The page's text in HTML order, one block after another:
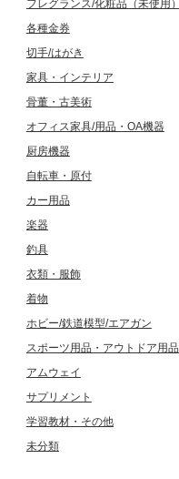
フレグランス/化粧品（未使用）
各種金券
切手/はがき
家具・インテリア
骨董・古美術
オフィス家具/用品・OA機器
厨房機器
自転車・原付
カー用品
楽器
釣具
衣類・服飾
着物
ホビー/鉄道模型/エアガン
スポーツ用品・アウトドア用品
アムウェイ
サプリメント
学習教材・その他
未分類